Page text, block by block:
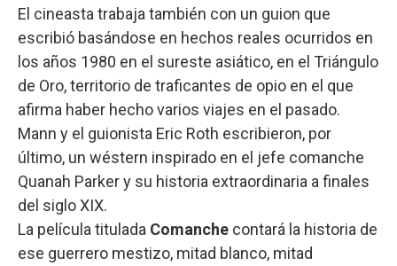
El cineasta trabaja también con un guion que
escribió basándose en hechos reales ocurridos en
los años 1980 en el sureste asiático, en el Triángulo
de Oro, territorio de traficantes de opio en el que
afirma haber hecho varios viajes en el pasado.
Mann y el guionista Eric Roth escribieron, por
último, un wéstern inspirado en el jefe comanche
Quanah Parker y su historia extraordinaria a finales
del siglo XIX.
La película titulada Comanche contará la historia de
ese guerrero mestizo, mitad blanco, mitad